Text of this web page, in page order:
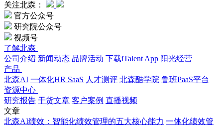
关注北森：
官方公众号
研究院公众号
视频号
了解北森
公司介绍 新闻动态 品牌活动 下载iTalent App 阳光经营
产品
北森AI 一体化HR SaaS 人才测评 北森酷学院 鲁班PaaS平台
资源中心
研究报告 干货文章 客户案例 直播视频
文章
北森AI绩效：智能化绩效管理的五大核心能力 一体化绩效管